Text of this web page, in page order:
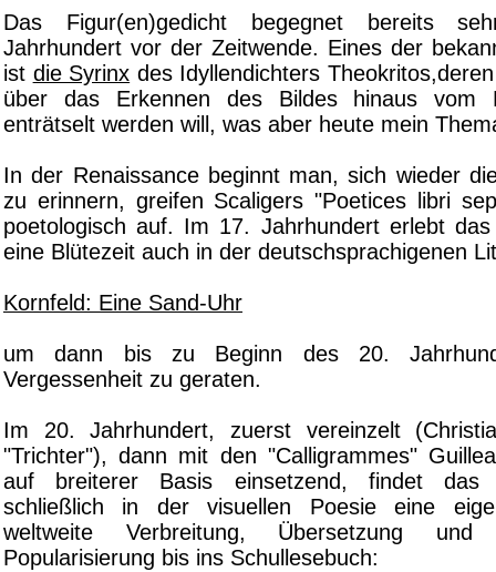
Das Figur(en)gedicht begegnet bereits
Jahrhundert vor der Zeitwende. Eines der
ist die Syrinx des Idyllendichters
über das Erkennen des Bildes hinaus vom
enträtselt werden will, was aber heute mein
In der Renaissance beginnt man, sich wieder
zu erinnern, greifen Scaligers "Poetices libri
poetologisch auf. Im 17. Jahrhundert erlebt das
eine Blütezeit auch in der deutschsprachigenen
Kornfeld: Eine Sand-Uhr
um dann bis zu Beginn des 20.
Vergessenheit zu geraten.
Im 20. Jahrhundert, zuerst vereinzelt
"Trichter"), dann mit den "Calligrammes"
auf breiterer Basis einsetzend, findet das
schließlich in der visuellen Poesie eine
weltweite Verbreitung, Übersetzung
Popularisierung bis ins Schullesebuch: